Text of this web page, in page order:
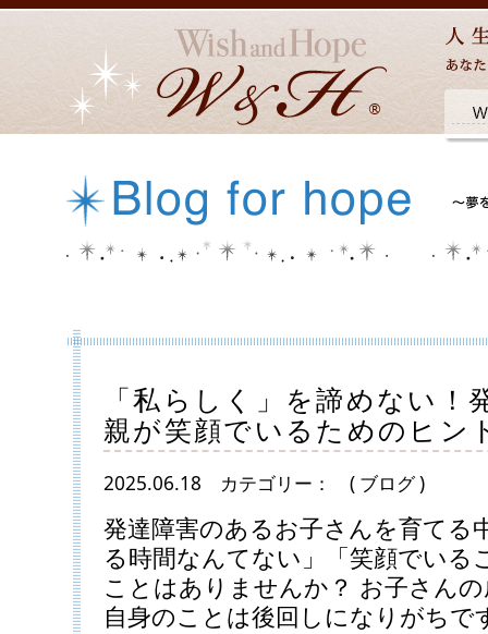
「私らしく」を諦めない！
親が笑顔でいるためのヒン
2025.06.18 カテゴリー： ( ブログ )
発達障害のあるお子さんを育てる
る時間なんてない」「笑顔でいる
ことはありませんか？ お子さん
自身のことは後回しになりがちで